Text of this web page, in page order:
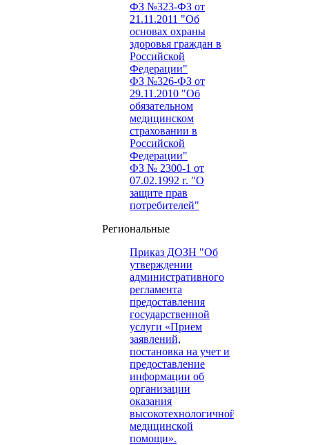
ФЗ №323-ФЗ от
21.11.2011 "Об
основах охраны
здоровья граждан в
Российской
Федерации"
ФЗ №326-ФЗ от
29.11.2010 "Об
обязательном
медицинском
страховании в
Российской
Федерации"
ФЗ № 2300-1 от
07.02.1992 г. "О
защите прав
потребителей"
Региональные
Приказ ДОЗН "Об
утверждении
административного
регламента
предоставления
государственной
услуги «Прием
заявлений,
постановка на учет и
предоставление
информации об
организации
оказания
высокотехнологичной
медицинской
помощи».